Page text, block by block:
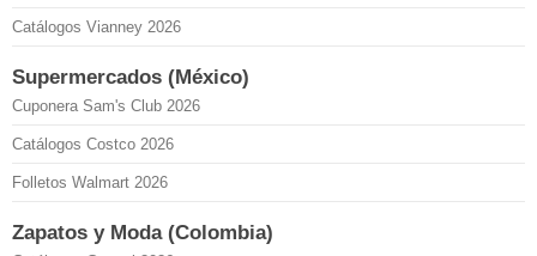
Catálogos Vianney 2026
Supermercados (México)
Cuponera Sam's Club 2026
Catálogos Costco 2026
Folletos Walmart 2026
Zapatos y Moda (Colombia)